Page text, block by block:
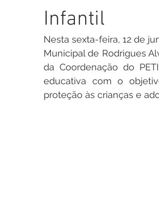
Licitações Comunidade
Infantil
Nesta sexta-feira, 12 de
Municipal de Rodrigues
da Coordenação do
educativa com o
proteção às crianças e